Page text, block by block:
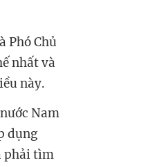
Phó Chủ
nhất và
này.
Nam
dụng
phải tìm